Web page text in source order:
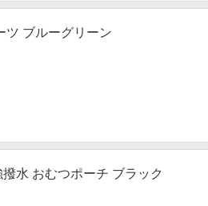
ツ ブルーグリーン
水 おむつポーチ ブラック